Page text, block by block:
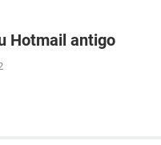
Hotmail antigo